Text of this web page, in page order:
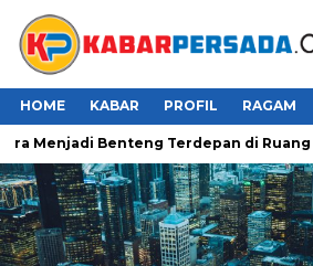
HOME KABAR PROFIL RAGAM
Menjadi Benteng Terdepan di Ruang